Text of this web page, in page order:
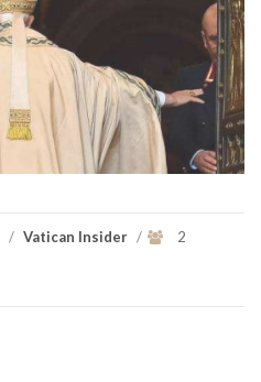
/ Vatican Insider / 2